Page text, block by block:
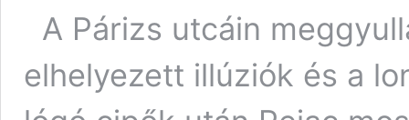
A Párizs utcáin
elhelyezett illúziók és a